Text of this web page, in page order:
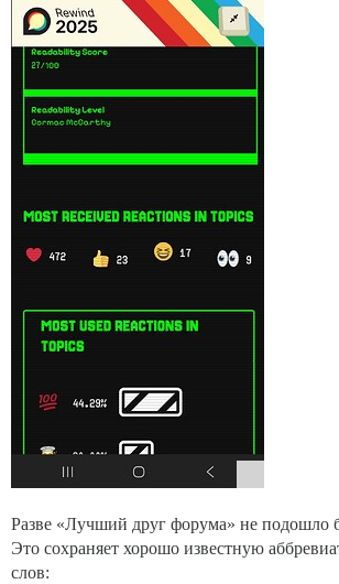
Разве «Лучший друг форума» не подошло
Это сохраняет хорошо известную
слов: